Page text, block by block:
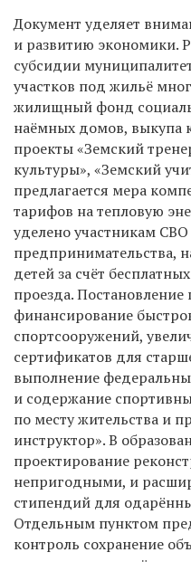
Документ уделяет
и развитию экономики.
субсидии
участков под жильё
жилищный фонд
наёмных домов, выкупа
проекты «Земский
культуры», «Земский
предлагается мера
тарифов на тепловую
уделено участникам
предпринимательства,
детей за счёт
проезда. Постановление
финансирование
спортсооружений,
сертификатов для
выполнение
и содержание
по месту жительства и
инструктор». В
проектирование
непригодными, и
стипендий для
Отдельным пунктом
контроль сохранение